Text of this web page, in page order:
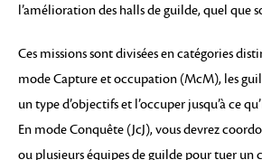
l’amélioration des halls de guilde, quel que
Ces missions sont divisées en catégories
mode Capture et occupation (McM), les
un type d’objectifs et l’occuper jusqu’à ce
En mode Conquête (JcJ), vous devrez
ou plusieurs équipes de guilde pour tuer un